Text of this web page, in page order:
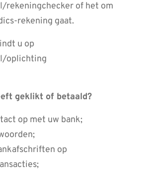
rekeningchecker of het om
rekening gaat.
u op
oplichting
geklikt of betaald?
op met uw bank;
op